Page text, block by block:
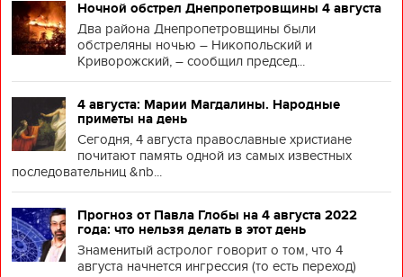
Ночной обстрел Днепропетровщины 4 августа
Два района Днепропетровщины были
обстреляны ночью – Никопольский и
Криворожский, – сообщил председ...
4 августа: Марии Магдалины. Народные
приметы на день
Сегодня, 4 августа православные христиане
почитают память одной из самых известных
последовательниц &nb...
Прогноз от Павла Глобы на 4 августа 2022
года: что нельзя делать в этот день
Знаменитый астролог говорит о том, что 4
августа начнется ингрессия (то есть переход)